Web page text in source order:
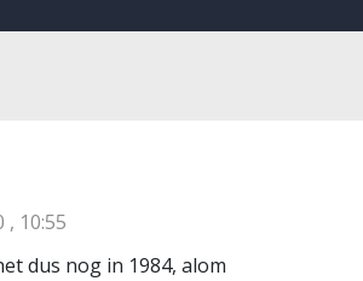
, 10:55
dus nog in 1984, alom